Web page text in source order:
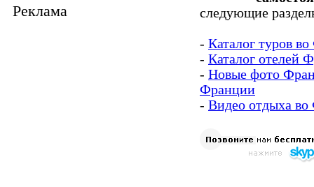
Реклама
следующие
- Каталог туров
- Каталог отелей
- Новые фото
Франции
- Видео отдыха